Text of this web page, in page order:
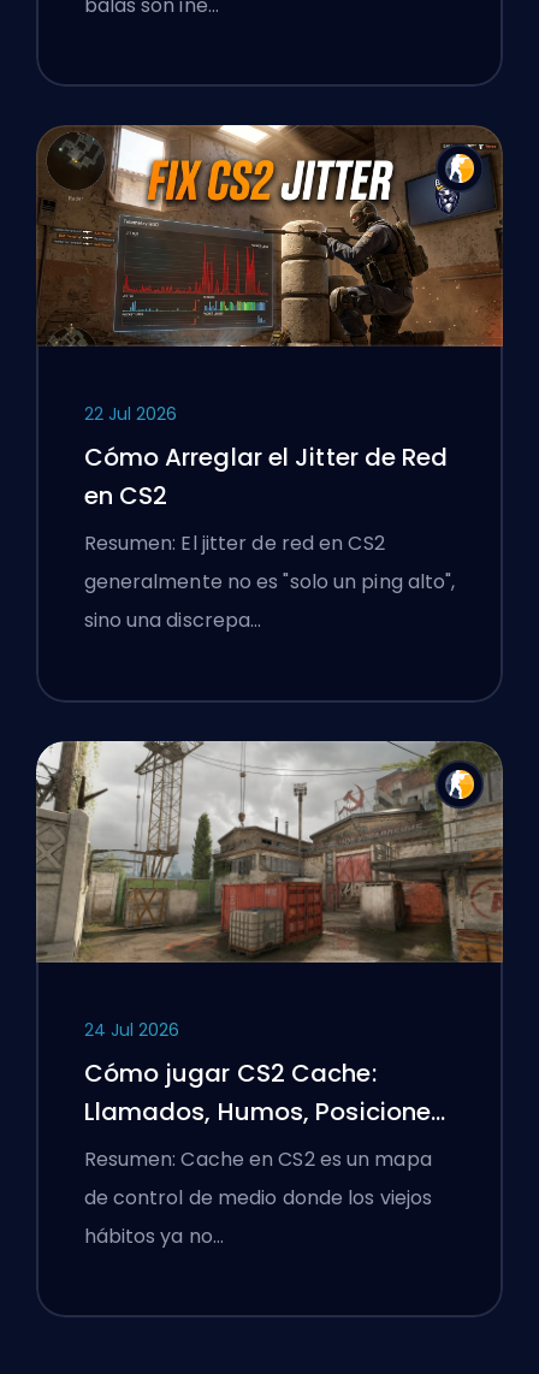
22 Jul 2026
Cómo Arreglar el Jitter de Red
en CS2
Resumen: El jitter de red en CS2
generalmente no es "solo un ping alto",
sino una discrepa…
24 Jul 2026
Cómo jugar CS2 Cache:
Llamados, Humos, Posiciones
y Consejos Premier
Resumen: Cache en CS2 es un mapa
de control de medio donde los viejos
hábitos ya no…